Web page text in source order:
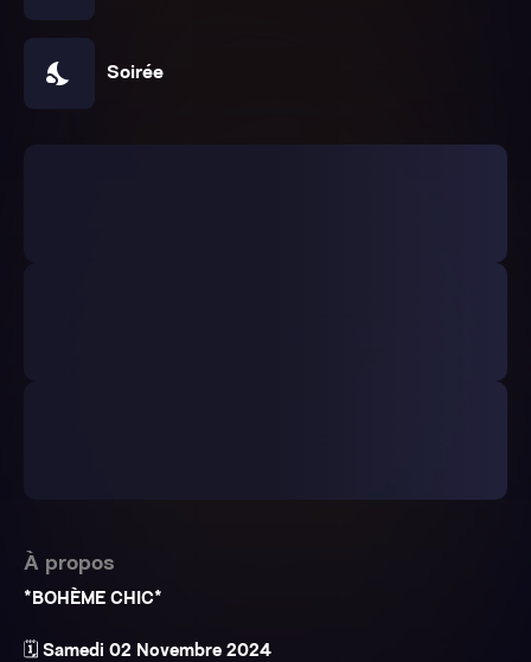
nights_stay Soirée
À propos
*BOHÈME CHIC*
🗓️ Samedi 02 Novembre 2024